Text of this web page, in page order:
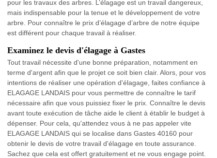
pour les travaux des arbres. L’élagage est un travail dangereux,
mais indispensable pour la tenue et le développement de votre
arbre. Pour connaître le prix d’élagage d’arbre de notre équipe
est différent pour chaque travail à réaliser.
Examinez le devis d'élagage à Gastes
Tout travail nécessite d'une bonne préparation, notamment en
terme d'argent afin que le projet ce soit bien clair. Alors, pour vos
intentions de réaliser une opération d'élagage, faites confiance à
ELAGAGE LANDAIS pour vous permettre de connaître le tarif
nécessaire afin que vous puissiez fixer le prix. Connaître le devis
avant toute exécution de tâche aide le client à établir le budget à
dépenser. Pour cela, qu'attendez vous à ne pas appeler vite
ELAGAGE LANDAIS qui se localise dans Gastes 40160 pour
obtenir le devis de votre travail d'élagage en toute assurance.
Sachez que cela est offert gratuitement et ne vous engage point.